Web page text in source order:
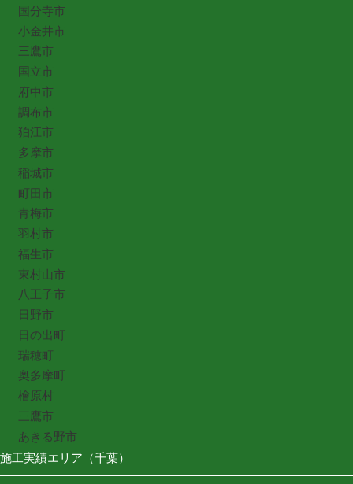
国分寺市
小金井市
三鷹市
国立市
府中市
調布市
狛江市
多摩市
稲城市
町田市
青梅市
羽村市
福生市
東村山市
八王子市
日野市
日の出町
瑞穂町
奥多摩町
檜原村
三鷹市
あきる野市
施工実績エリア（千葉）